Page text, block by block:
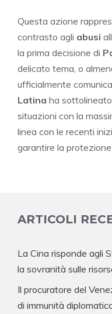
Questa azione
contrasto agli abusi
la prima decisione di
delicato tema, o
ufficialmente
Latina ha
situazioni con la
linea con le recenti
garantire la
ARTICOLI
La Cina risponde agli
la sovranità sulle
Il procuratore del
di immunità